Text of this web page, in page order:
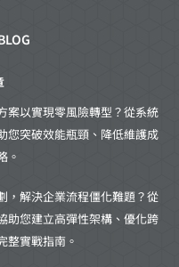
案以實現零風險轉型？從系統
您突破效能瓶頸、降低維護成
。
，解決企業流程僵化難題？從
助您建立高彈性架構、優化跨
整實戰指南。